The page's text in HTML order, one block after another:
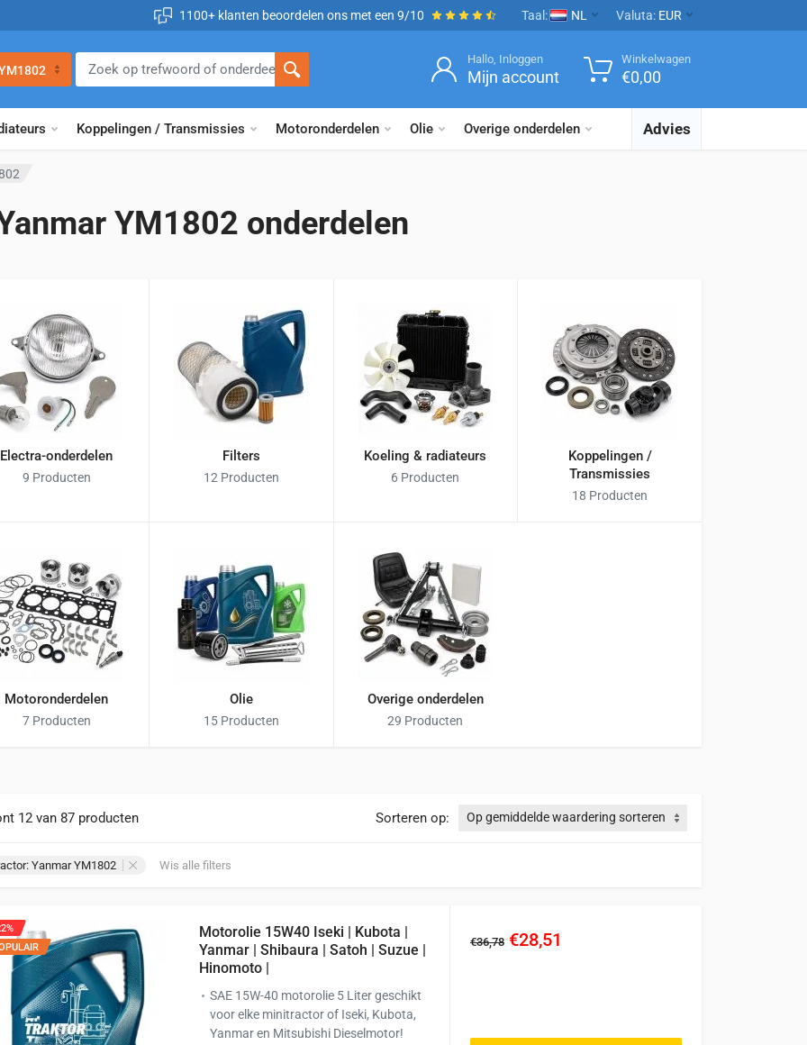
1100+ klanten beoordelen ons met een 9/10 Taal: NL Valuta: EUR
Koppelingen / Transmissies Motoronderdelen Olie Overige onderdelen Advies
Hallo, Inloggen
Mijn account
Winkelwagen
€0,00
YM1802 onderdelen
Electra-onderdelen
9 Producten
Filters
12 Producten
Koeling & radiateurs
6 Producten
Koppelingen /
Transmissies
18 Producten
Motoronderdelen
7 Producten
Olie
15 Producten
Overige onderdelen
29 Producten
12 van 87 producten Sorteren op:
Yanmar YM1802 Wis alle filters
Motorolie 15W40 Iseki | Kubota |
Yanmar | Shibaura | Satoh | Suzue |
Hinomoto |
SAE 15W-40 motorolie 5 Liter geschikt
voor elke minitractor of Iseki, Kubota,
Yanmar en Mitsubishi Dieselmotor!
€36,78 €28,51